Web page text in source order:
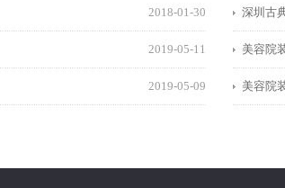
2018-01-30 深圳古
2019-05-11 美容院
2019-05-09 美容院